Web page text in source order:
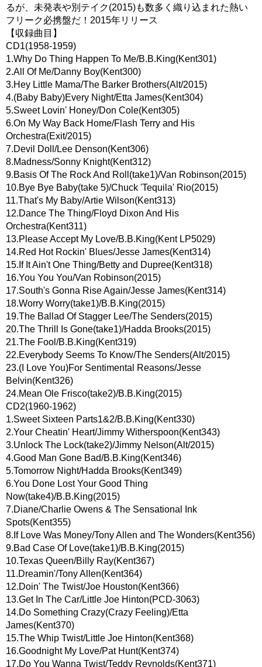
るが、未発表や別テイク(2015)も数多く織り込まれた熱い
フリーク必携盤だ！2015年リリース
【収録曲目】
CD1(1958-1959)
1.Why Do Thing Happen To Me/B.B.King(Kent301)
2.All Of Me/Danny Boy(Kent300)
3.Hey Little Mama/The Barker Brothers(Alt/2015)
4.(Baby Baby)Every Night/Etta James(Kent304)
5.Sweet Lovin' Honey/Don Cole(Kent305)
6.On My Way Back Home/Flash Terry and His
Orchestra(Exit/2015)
7.Devil Doll/Lee Denson(Kent306)
8.Madness/Sonny Knight(Kent312)
9.Basis Of The Rock And Roll(take1)/Van Robinson(2015)
10.Bye Bye Baby(take 5)/Chuck 'Tequila' Rio(2015)
11.That's My Baby/Artie Wilson(Kent313)
12.Dance The Thing/Floyd Dixon And His
Orchestra(Kent311)
13.Please Accept My Love/B.B.King(Kent LP5029)
14.Red Hot Rockin' Blues/Jesse James(Kent314)
15.If It Ain't One Thing/Betty and Dupree(Kent318)
16.You You You/Van Robinson(2015)
17.South's Gonna Rise Again/Jesse James(Kent314)
18.Worry Worry(take1)/B.B.King(2015)
19.The Ballad Of Stagger Lee/The Senders(2015)
20.The Thrill Is Gone(take1)/Hadda Brooks(2015)
21.The Fool/B.B.King(Kent319)
22.Everybody Seems To Know/The Senders(Alt/2015)
23.(I Love You)For Sentimental Reasons/Jesse
Belvin(Kent326)
24.Mean Ole Frisco(take2)/B.B.King(2015)
CD2(1960-1962)
1.Sweet Sixteen Parts1&2/B.B.King(Kent330)
2.Your Cheatin' Heart/Jimmy Witherspoon(Kent343)
3.Unlock The Lock(take2)/Jimmy Nelson(Alt/2015)
4.Good Man Gone Bad/B.B.King(Kent346)
5.Tomorrow Night/Hadda Brooks(Kent349)
6.You Done Lost Your Good Thing
Now(take4)/B.B.King(2015)
7.Diane/Charlie Owens & The Sensational Ink
Spots(Kent355)
8.If Love Was Money/Tony Allen and The Wonders(Kent356)
9.Bad Case Of Love(take1)/B.B.King(2015)
10.Texas Queen/Billy Ray(Kent367)
11.Dreamin'/Tony Allen(Kent364)
12.Doin' The Twist/Joe Houston(Kent366)
13.Get In The Car/Little Joe Hinton(PCD-3063)
14.Do Something Crazy(Crazy Feeling)/Etta
James(Kent370)
15.The Whip Twist/Little Joe Hinton(Kent368)
16.Goodnight My Love/Pat Hunt(Kent374)
17.Do You Wanna Twist/Teddy Reynolds(Kent371)